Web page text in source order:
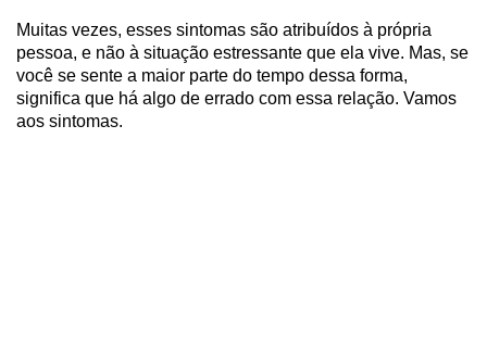
Muitas vezes, esses sintomas são atribuídos à própria
pessoa, e não à situação estressante que ela vive. Mas, se
você se sente a maior parte do tempo dessa forma,
significa que há algo de errado com essa relação. Vamos
aos sintomas.